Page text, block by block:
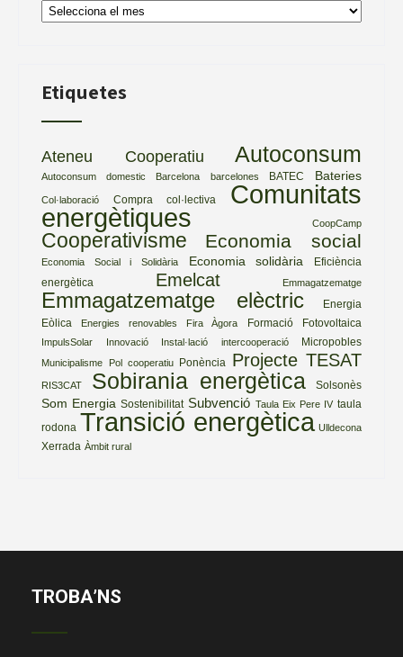
Arxiu
de
Etiquetes
Ateneu Cooperatiu Autoconsum
Autoconsum domestic Barcelona barcelones BATEC Bateries
Col·laboració Compra col·lectiva Comunitats
energètiques CoopCamp
Cooperativisme Economia social
Economia Social i Solidària Economia solidària
Eficiència
energètica
Emelcat Emmagatzematge
Emmagatzematge elèctric
Energia
Eòlica
Energies renovables Fira Àgora Formació Fotovoltaica
ImpulsSolar Innovació Instal·lació intercooperació Micropobles
Municipalisme Pol cooperatiu Ponència Projecte TESAT
RIS3CAT Sobirania energètica Solsonès
Som Energia Sostenibilitat Subvenció Taula Eix Pere IV taula
rodona Transició energètica Ulldecona
Xerrada Àmbit rural
TROBA’NS